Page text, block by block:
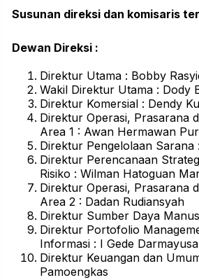
Susunan direksi dan komisaris
Dewan Direksi :
Direktur Utama : Bobby
Wakil Direktur Utama : Dody
Direktur Komersial : Dendy
Direktur Operasi, Prasarana
Area 1 : Awan Hermawan
Direktur Pengelolaan Sarana
Direktur Perencanaan
Risiko : Wilman Hatoguan
Direktur Operasi, Prasarana
Area 2 : Dadan Rudiansyah
Direktur Sumber Daya
Direktur Portofolio
Informasi : I Gede Darmayusa
Direktur Keuangan dan
Pamoengkas